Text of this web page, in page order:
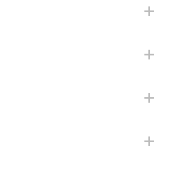
ても綺麗な株を、まき株
やすくとても感謝してま
れだけ育てられるか、楽し
挑戦してみます。西予苔園